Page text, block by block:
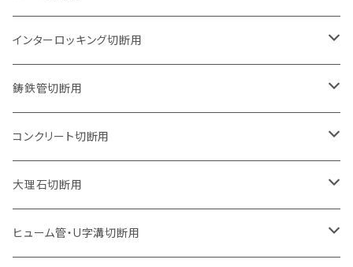
石井超硬電動切断機 取付用
セグメントタイプ（ビス穴付き
セグメントタイプ
セグメントタイプ（ビス穴付き
150mm（6インチ）
セグメントタイプ
180mm（7インチ）
セグメントタイプ
205mm（8インチ）
セグメントタイプ
230mm（9インチ）
セグメントタイプ
305mm（12インチ）
セグメントタイプ
ウェーブタイプ
125mm（5インチ）
セグメントタイプ
ウェーブタイプ
150mm（6インチ）
セグメントタイプ
ウェーブタイプ
180mm（7インチ）
セグメントタイプ
ウェーブタイプ
205mm（8インチ）
セグメントタイプ
230mm（9インチ）
105mm（4インチ）
セグメントタイプ
ウェーブタイプ
125mm（5インチ）
セグメントタイプ
ウェーブタイプ
150mm（6インチ）
セグメントタイプ
ウェーブタイプ
180mm（7インチ）
セグメントタイプ
205mm（8インチ）
インターロッキング切断用
105mm（4インチ）
セグメントタイプ
セグメントタイプ（ビス穴付き
125mm（5インチ）
セグメントタイプ
セグメントタイプ（ビス穴付き
150mm（6インチ）
セグメントタイプ
180mm（7インチ）
鋳鉄管切断用
105mm（4インチ）
セグメントタイプ
セグメントタイプ（ビス穴付き
125mm（5インチ）
セグメントタイプ
150mm（6インチ）
コンクリート切断用
105mm（4インチ）
セグメントタイプ
125mm（5インチ）
大理石切断用
125mm（5インチ）
ヒューム管・U字溝切断用